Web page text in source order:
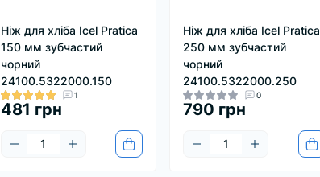
Ніж для хліба Icel Pratica
150 мм зубчастий
чорний
24100.5322000.150
1
481 грн
Ніж для хліба Icel Pratica
250 мм зубчастий
чорний
24100.5322000.250
0
790 грн